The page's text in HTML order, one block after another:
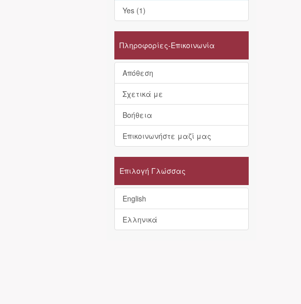
Yes (1)
Πληροφορίες-Επικοινωνία
Απόθεση
Σχετικά με
Βοήθεια
Επικοινωνήστε μαζί μας
Επιλογή Γλώσσας
English
Ελληνικά